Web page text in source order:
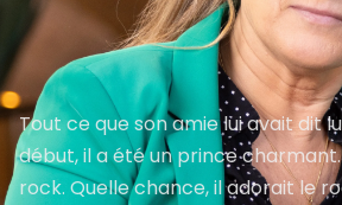
Tout ce que son amie lui avait dit
début, il a été un prince
rock. Quelle chance, il adorait le